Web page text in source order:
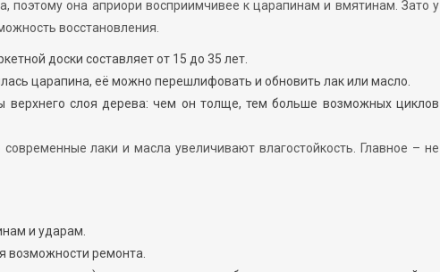
поэтому она априори восприимчивее к царапинам и вмятинам. Зато у
восстановления.
доски составляет от 15 до 35 лет.
царапина, её можно перешлифовать и обновить лак или масло.
верхнего слоя дерева: чем он толще, тем больше возможных циклов
лаки и масла увеличивают влагостойкость. Главное – не
и ударам.
возможности ремонта.